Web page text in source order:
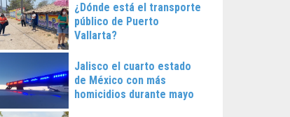
¿Dónde está el transporte
público de Puerto
Vallarta?
Jalisco el cuarto estado
de México con más
homicidios durante mayo